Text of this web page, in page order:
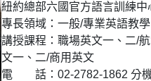
紐約總部六國官方語言訓練中
專長領域：一般/專業英語教
講授課程：職場英文一、二/
文一、二/商用英文
電 話：02-2782-1862 分